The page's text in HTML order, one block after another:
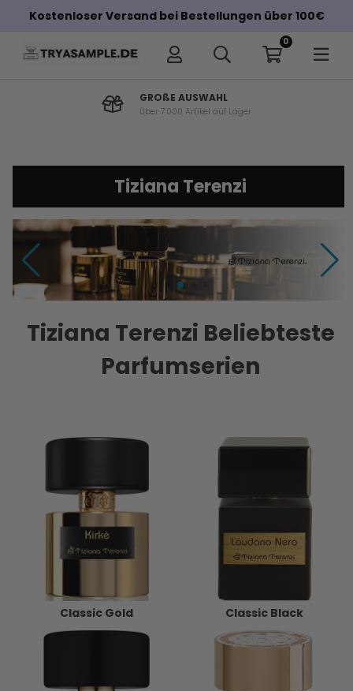
Kostenloser Versand bei Bestellungen über 100€
0
GROßE AUSWAHL
Über 7.000 Artikel auf Lager
Tiziana Terenzi
Tiziana Terenzi Beliebteste
Parfumserien
Classic Gold Classic Black